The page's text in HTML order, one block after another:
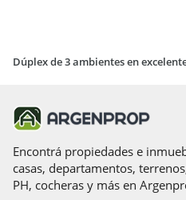
Dúplex de 3 ambientes en
Encontrá propiedades e
casas, departamentos,
PH, cocheras y más en